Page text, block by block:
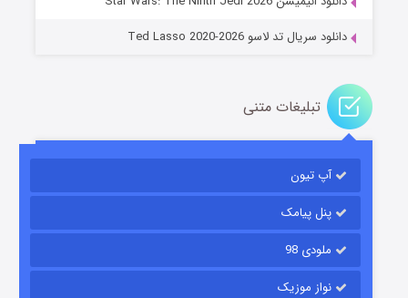
دانلود سریال تد لاسو Ted Lasso 2020-2026
تبلیغات متنی
آپ تیون
پنل پیامک
ملودی 98
نواز موزیک